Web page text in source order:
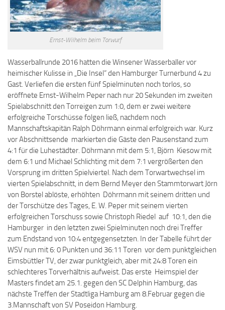
Ernst-Wilhelm beim Torwurf
Wasserballrunde 2016 hatten die Winsener Wasserballer vor
heimischer Kulisse in „Die Insel“ den Hamburger Turnerbund 4 zu
Gast. Verliefen die ersten fünf Spielminuten noch torlos, so
eröffnete Ernst-Wilhelm Peper nach nur 20 Sekunden im zweiten
Spielabschnitt den Torreigen zum 1:0, dem er zwei weitere
erfolgreiche Torschüsse folgen ließ, nachdem noch
Mannschaftskapitän Ralph Döhrmann einmal erfolgreich war. Kurz
vor Abschnittsende markierten die Gäste den Pausenstand zum
4:1 für die Luhestädter. Döhrmann mit dem 5:1, Björn Kiesow mit
dem 6:1 und Michael Schlichting mit dem 7:1 vergrößerten den
Vorsprung im dritten Spielviertel. Nach dem Torwartwechsel im
vierten Spielabschnitt, in dem Bernd Meyer den Stammtorwart Jörn
von Borstel ablöste, erhöhten Döhrmann mit seinem dritten und
der Torschütze des Tages, E. W. Peper mit seinem vierten
erfolgreichen Torschuss sowie Christoph Riedel auf 10:1, den die
Hamburger in den letzten zwei Spielminuten noch drei Treffer
zum Endstand von 10:4 entgegensetzten. In der Tabelle führt der
WSV nun mit 6: 0 Punkten und 36:11 Toren vor dem punktgleichen
Eimsbüttler TV, der zwar punktgleich, aber mit 24:8 Toren ein
schlechteres Torverhältnis aufweist. Das erste Heimspiel der
Masters findet am 25.1. gegen den SC Delphin Hamburg, das
nächste Treffen der Stadtliga Hamburg am 8.Februar gegen die
3.Mannschaft von SV Poseidon Hamburg.